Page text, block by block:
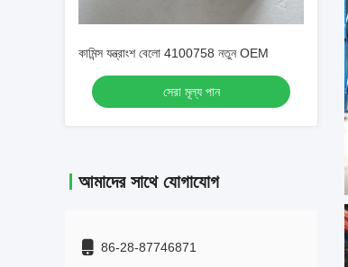
কামিন্স যন্ত্রাংশ বেলো 4100758 নতুন OEM
সেরা মূল্য পান
আমাদের সাথে যোগাযোগ
86-28-87746871